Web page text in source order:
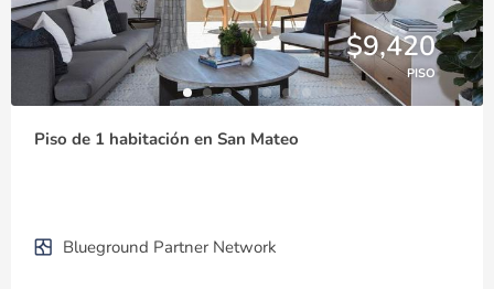
$9,420
PISO
Piso de 1 habitación en San Mateo
Blueground Partner Network